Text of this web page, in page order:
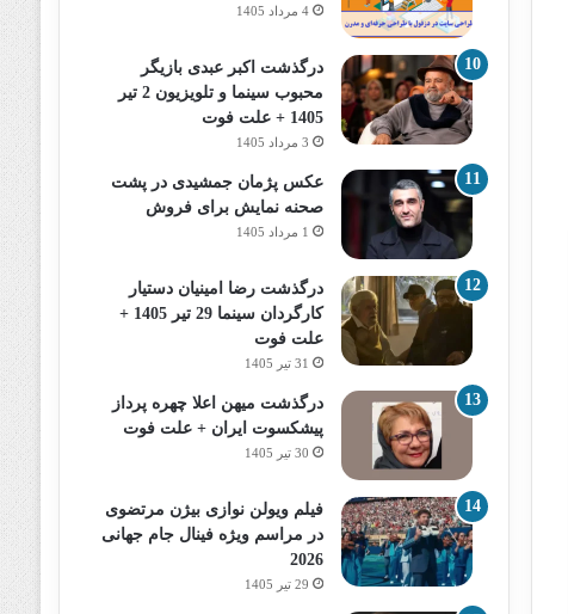
4 مرداد 1405
درگذشت اکبر عبدی بازیگر
محبوب سینما و تلویزیون 2 تیر
1405 + علت فوت
3 مرداد 1405
عکس پژمان جمشیدی در پشت
صحنه نمایش برای فروش
1 مرداد 1405
درگذشت رضا امینیان دستیار
کارگردان سینما 29 تیر 1405 +
علت فوت
31 تیر 1405
درگذشت میهن اعلا چهره پرداز
پیشکسوت ایران + علت فوت
30 تیر 1405
فیلم ویولن نوازی بیژن مرتضوی
در مراسم ویژه فینال جام جهانی
2026
29 تیر 1405